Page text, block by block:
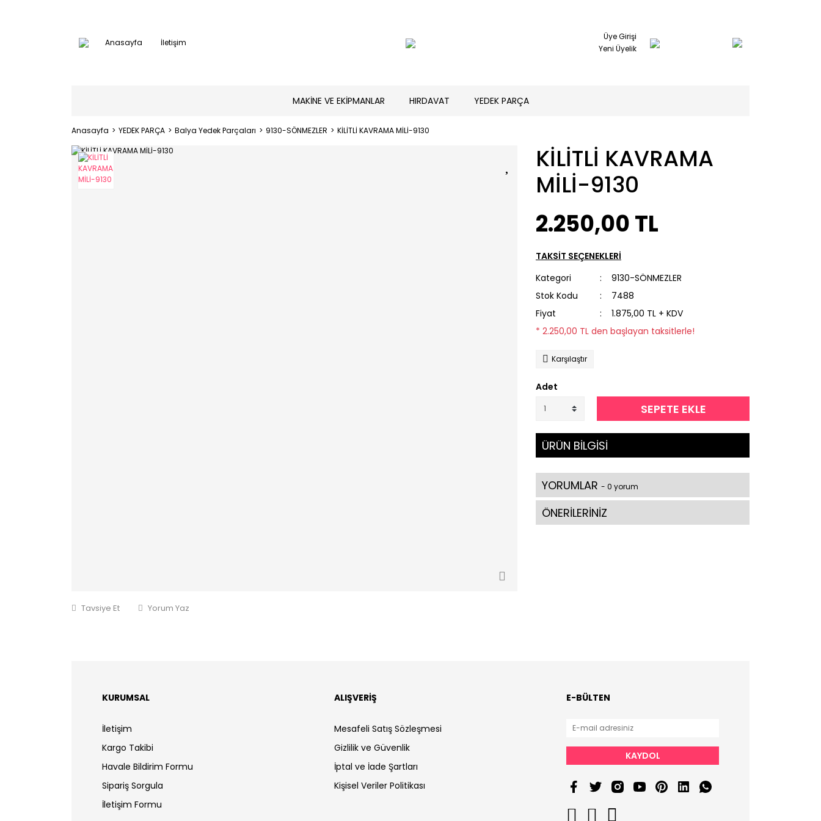
Anasayfa İletişim
Üye Girişi
Yeni Üyelik
MAKİNE VE EKİPMANLAR HIRDAVAT YEDEK PARÇA
Anasayfa YEDEK PARÇA Balya Yedek Parçaları 9130-SÖNMEZLER KİLİTLİ KAVRAMA MİLİ-9130
Tavsiye Et Yorum Yaz
KİLİTLİ KAVRAMA
MİLİ-9130
2.250,00 TL
TAKSİT SEÇENEKLERİ
Kategori
9130-SÖNMEZLER
Stok Kodu
7488
Fiyat
1.875,00 TL + KDV
* 2.250,00 TL den başlayan taksitlerle!
Karşılaştır
Adet
SEPETE EKLE
ÜRÜN BİLGİSİ
YORUMLAR - 0 yorum
ÖNERİLERİNİZ
KURUMSAL
İletişim
Kargo Takibi
Havale Bildirim Formu
Sipariş Sorgula
İletişim Formu
ALIŞVERİŞ
Mesafeli Satış Sözleşmesi
Gizlilik ve Güvenlik
İptal ve İade Şartları
Kişisel Veriler Politikası
E-BÜLTEN
KAYDOL